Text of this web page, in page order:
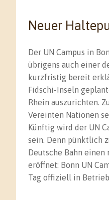
Neuer
Der UN Campus in
übrigens auch einer
kurzfristig bereit
Fidschi-Inseln
Rhein auszurichten.
Vereinten Nationen
Künftig wird der UN
sein. Denn pünktlich
Deutsche Bahn
eröffnet: Bonn UN
Tag offiziell in